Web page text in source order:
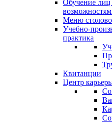
Обучение
Меню
Учебно-
практика
Квитанции
Центр